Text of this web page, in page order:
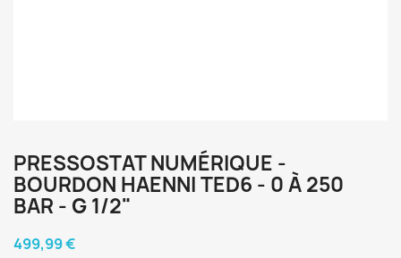
PRESSOSTAT NUMÉRIQUE -
BOURDON HAENNI TED6 - 0 À 250
BAR - G 1/2"
499,99 €